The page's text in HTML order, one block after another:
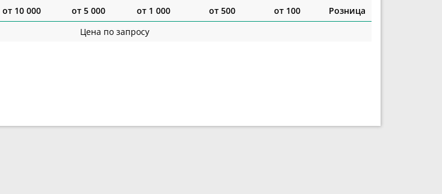
от 10 000 от 5 000 от 1 000 от 500 от 100
Розница
Цена по запросу